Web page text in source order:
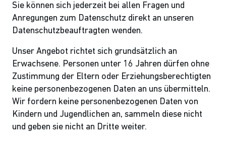
Sie können sich jederzeit bei allen Fragen und
Anregungen zum Datenschutz direkt an unseren
Datenschutzbeauftragten wenden.
Unser Angebot richtet sich grundsätzlich an
Erwachsene. Personen unter 16 Jahren dürfen ohne
Zustimmung der Eltern oder Erziehungsberechtigten
keine personenbezogenen Daten an uns übermitteln.
Wir fordern keine personenbezogenen Daten von
Kindern und Jugendlichen an, sammeln diese nicht
und geben sie nicht an Dritte weiter.